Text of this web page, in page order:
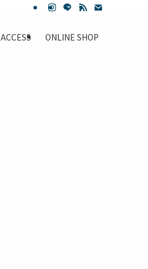
ACCESS ONLINE SHOP